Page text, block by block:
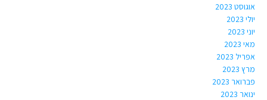
אוגוסט 2023
יולי 2023
יוני 2023
מאי 2023
אפריל 2023
מרץ 2023
פברואר 2023
ינואר 2023